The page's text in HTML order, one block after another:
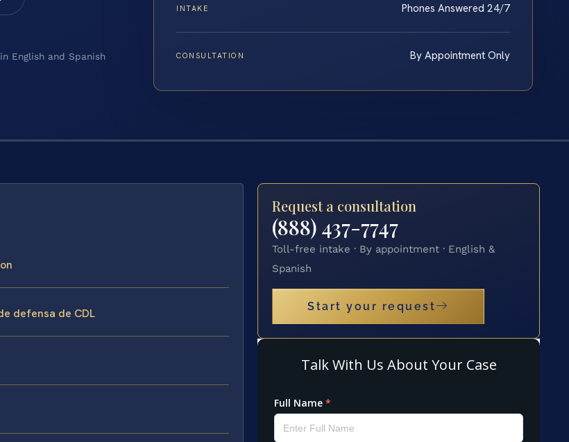
English and Spanish
INTAKE Phones Answered 24/7
CONSULTATION By Appointment Only
defensa de CDL
Request a consultation
(888) 437-7747
Toll-free intake · By appointment · English &
Spanish
Start your request